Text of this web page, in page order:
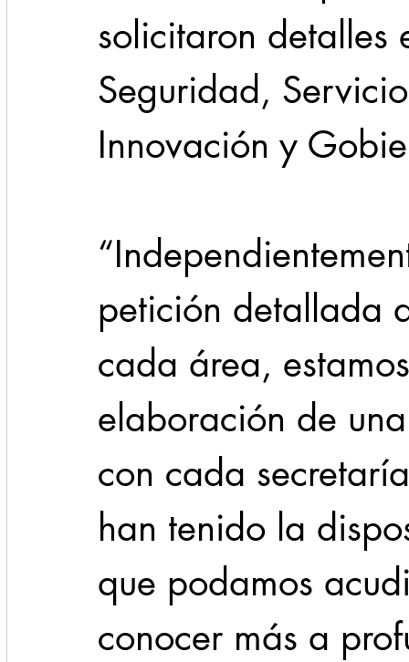
solicitaron
Seguridad,
Innovación y
petición detallada
cada área,
elaboración de
con cada
han tenido la
que podamos
conocer más a